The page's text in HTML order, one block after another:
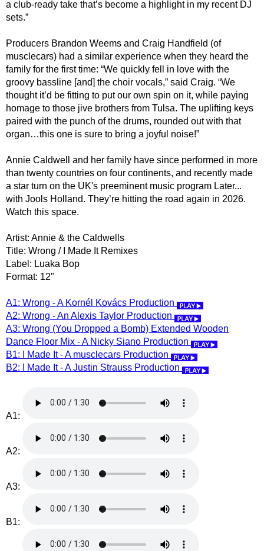
a club-ready take that’s become a highlight in my recent DJ
sets.”
Producers Brandon Weems and Craig Handfield (of
musclecars) had a similar experience when they heard the
family for the first time: “We quickly fell in love with the
groovy bassline [and] the choir vocals,” said Craig. “We
thought it’d be fitting to put our own spin on it, while paying
homage to those jive brothers from Tulsa. The uplifting keys
paired with the punch of the drums, rounded out with that
organ…this one is sure to bring a joyful noise!”
Annie Caldwell and her family have since performed in more
than twenty countries on four continents, and recently made
a star turn on the UK's preeminent music program Later...
with Jools Holland. They’re hitting the road again in 2026.
Watch this space.
Artist: Annie & the Caldwells
Title: Wrong / I Made It Remixes
Label: Luaka Bop
Format: 12"
A1: Wrong - A Kornél Kovács Production
A2: Wrong - An Alexis Taylor Production
A3: Wrong (You Dropped a Bomb) Extended Wooden
Dance Floor Mix - A Nicky Siano Production
B1: I Made It - A musclecars Production
B2: I Made It - A Justin Strauss Production
A1:
A2:
A3:
B1: